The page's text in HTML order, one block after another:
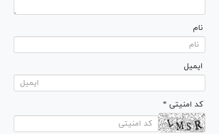
نام
ایمیل
* کد امنیتی